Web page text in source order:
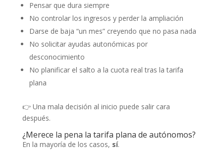
Pensar que dura siempre
No controlar los ingresos y perder la ampliación
Darse de baja “un mes” creyendo que no pasa nada
No solicitar ayudas autonómicas por
desconocimiento
No planificar el salto a la cuota real tras la tarifa
plana
👉 Una mala decisión al inicio puede salir cara
después.
¿Merece la pena la tarifa plana de autónomos?
En la mayoría de los casos, sí.